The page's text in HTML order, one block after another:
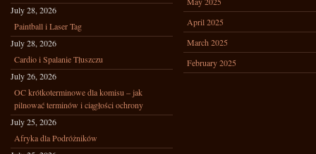
July 28, 2026
Paintball i Laser Tag
July 28, 2026
Cardio i Spalanie Tłuszczu
July 26, 2026
OC krótkoterminowe dla komisu – jak
pilnować terminów i ciągłości ochrony
July 25, 2026
Afryka dla Podróżników
April 2025
March 2025
February 2025